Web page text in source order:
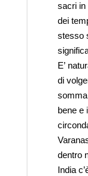
sacri in
dei
stesso
E’
di
bene e
dentro
India